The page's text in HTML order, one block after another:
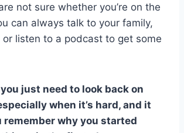
not sure whether you’re on the
can always talk to your family,
or listen to a podcast to get some
just need to look back on
when it’s hard, and it
remember why you started